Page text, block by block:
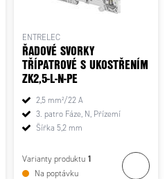
ENTRELEC
ŘADOVÉ SVORKY
TŘÍPATROVÉ S UKOSTŘENÍM
ZK2,5-L-N-PE
2,5 mm²/22 A
3. patro Fáze, N, Přízemí
Šířka 5,2 mm
Varianty produktu 1
Na poptávku